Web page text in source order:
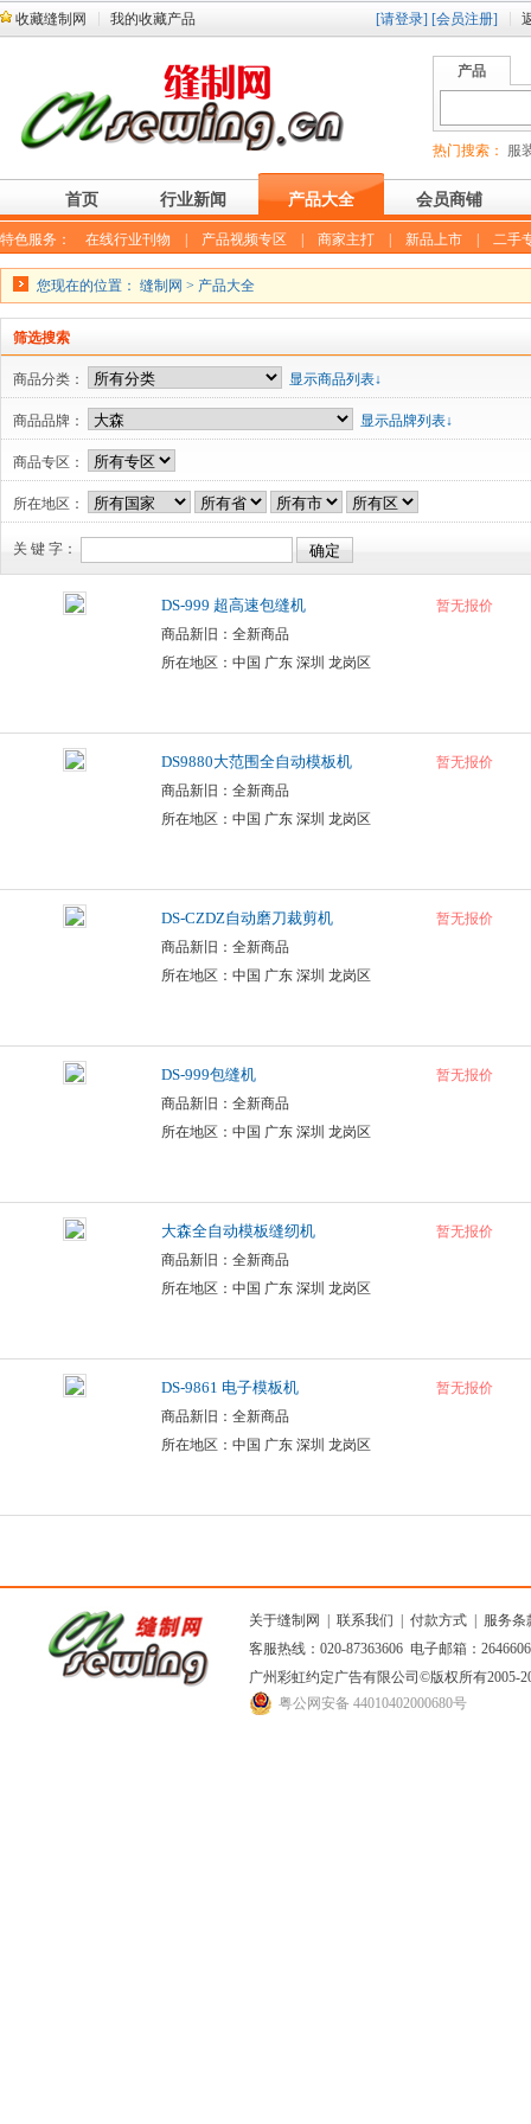
收藏缝制网 我的收藏产品 [请登录] [会员注册]
产品
热门搜索： 服
首页 行业新闻 产品大全 会员商铺
特色服务： 在线行业刊物 产品视频专区 商家主打 新品上市 二手
您现在的位置： 缝制网 > 产品大全
筛选搜索
商品分类： 显示商品列表↓
商品品牌： 显示品牌列表↓
商品专区：
所在地区：
关 键 字：
DS-999 超高速包缝机
商品新旧：全新商品
所在地区：中国 广东 深圳 龙岗区
暂无报价
DS9880大范围全自动模板机
商品新旧：全新商品
所在地区：中国 广东 深圳 龙岗区
暂无报价
DS-CZDZ自动磨刀裁剪机
商品新旧：全新商品
所在地区：中国 广东 深圳 龙岗区
暂无报价
DS-999包缝机
商品新旧：全新商品
所在地区：中国 广东 深圳 龙岗区
暂无报价
大森全自动模板缝纫机
商品新旧：全新商品
所在地区：中国 广东 深圳 龙岗区
暂无报价
DS-9861 电子模板机
商品新旧：全新商品
所在地区：中国 广东 深圳 龙岗区
暂无报价
关于缝制网 联系我们 付款方式
服务条
客服热线：020-87363606 电子邮箱：
广州彩虹约定广告有限公司 ©版权所有2005-
粤公网安备 44010402000680号